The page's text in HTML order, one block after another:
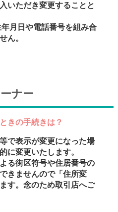
いただき変更することと
月日や電話番号を組み合
ん。
ナー
きの手続きは？
で表示が変更になった場
に変更いたします。
る街区符号や住居番号の
きませんので「住所変
す。念のため取引店へご